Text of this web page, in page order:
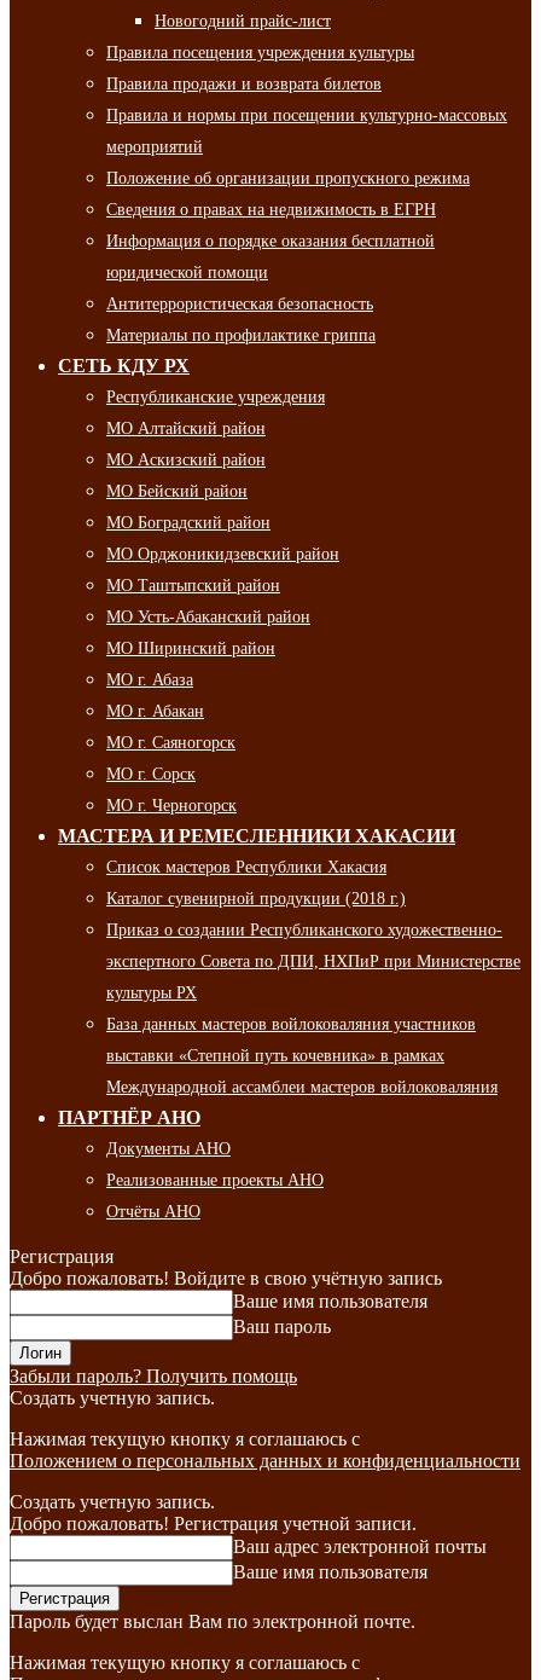
Новогодний прайс-лист
Правила посещения учреждения культуры
Правила продажи и возврата билетов
Правила и нормы при посещении культурно-массовых
мероприятий
Положение об организации пропускного режима
Сведения о правах на недвижимость в ЕГРН
Информация о порядке оказания бесплатной
юридической помощи
Антитеррористическая безопасность
Материалы по профилактике гриппа
СЕТЬ КДУ РХ
Республиканские учреждения
МО Алтайский район
МО Аскизский район
МО Бейский район
МО Боградский район
МО Орджоникидзевский район
МО Таштыпский район
МО Усть-Абаканский район
МО Ширинский район
МО г. Абаза
МО г. Абакан
МО г. Саяногорск
МО г. Сорск
МО г. Черногорск
МАСТЕРА И РЕМЕСЛЕННИКИ ХАКАСИИ
Список мастеров Республики Хакасия
Каталог сувенирной продукции (2018 г.)
Приказ о создании Республиканского художественно-
экспертного Совета по ДПИ, НХПиР при Министерстве
культуры РХ
База данных мастеров войлоковаляния участников
выставки «Степной путь кочевника» в рамках
Международной ассамблеи мастеров войлоковаляния
ПАРТНЁР АНО
Документы АНО
Реализованные проекты АНО
Отчёты АНО
Регистрация
Добро пожаловать! Войдите в свою учётную запись
Ваше имя пользователя
Ваш пароль
Забыли пароль? Получить помощь
Создать учетную запись.
Нажимая текущую кнопку я соглашаюсь с
Положением о персональных данных и конфиденциальности
Создать учетную запись.
Добро пожаловать! Регистрация учетной записи.
Ваш адрес электронной почты
Ваше имя пользователя
Пароль будет выслан Вам по электронной почте.
Нажимая текущую кнопку я соглашаюсь с